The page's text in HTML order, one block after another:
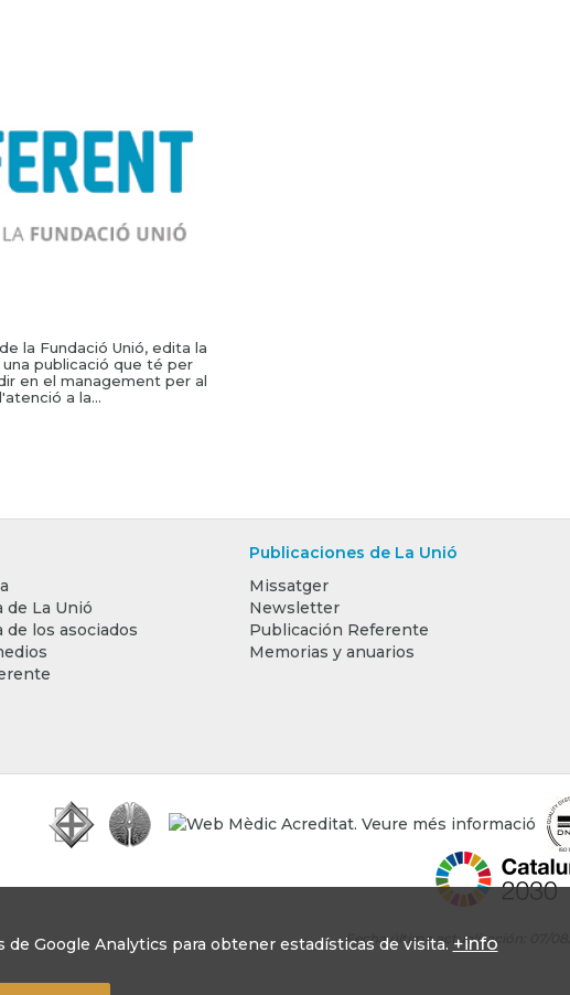
Google Analytics para obtener estadísticas de visita. +info
la Fundació Unió, edita la
publicació que té per
en el management per al
a la...
de La Unió
los asociados
Publicaciones de La Unió
Missatger
Newsletter
Publicación Referente
Memorias y anuarios
Fecha última actualización: 07/